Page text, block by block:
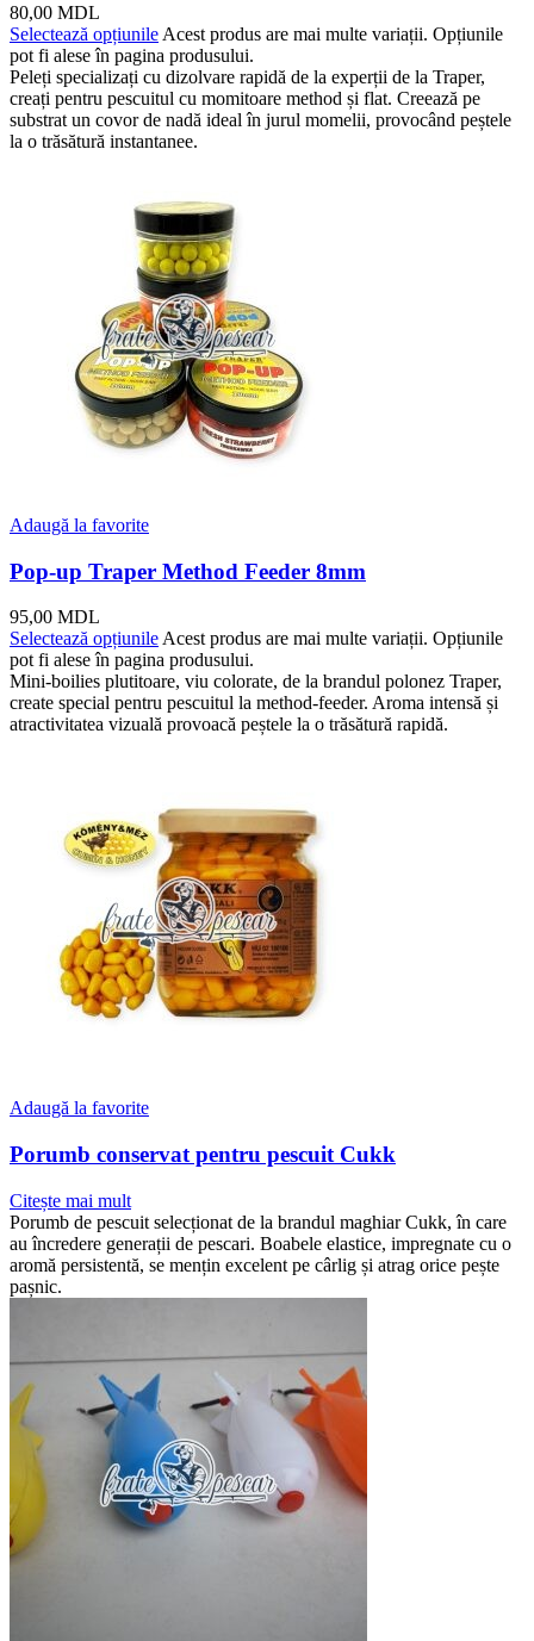
80,00 MDL
Selectează opțiunile Acest produs are mai multe variații. Opțiunile
pot fi alese în pagina produsului.
Peleți specializați cu dizolvare rapidă de la experții de la Traper,
creați pentru pescuitul cu momitoare method și flat. Creează pe
substrat un covor de nadă ideal în jurul momelii, provocând peștele
la o trăsătură instantanee.
Adaugă la favorite
Pop-up Traper Method Feeder 8mm
95,00 MDL
Selectează opțiunile Acest produs are mai multe variații. Opțiunile
pot fi alese în pagina produsului.
Mini-boilies plutitoare, viu colorate, de la brandul polonez Traper,
create special pentru pescuitul la method-feeder. Aroma intensă și
atractivitatea vizuală provoacă peștele la o trăsătură rapidă.
Adaugă la favorite
Porumb conservat pentru pescuit Cukk
Citește mai mult
Porumb de pescuit selecționat de la brandul maghiar Cukk, în care
au încredere generații de pescari. Boabele elastice, impregnate cu o
aromă persistentă, se mențin excelent pe cârlig și atrag orice pește
pașnic.